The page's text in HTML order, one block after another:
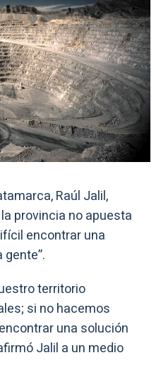
Raúl Jalil,
provincia no apuesta
encontrar una
territorio
si no hacemos
una solución
Jalil a un medio